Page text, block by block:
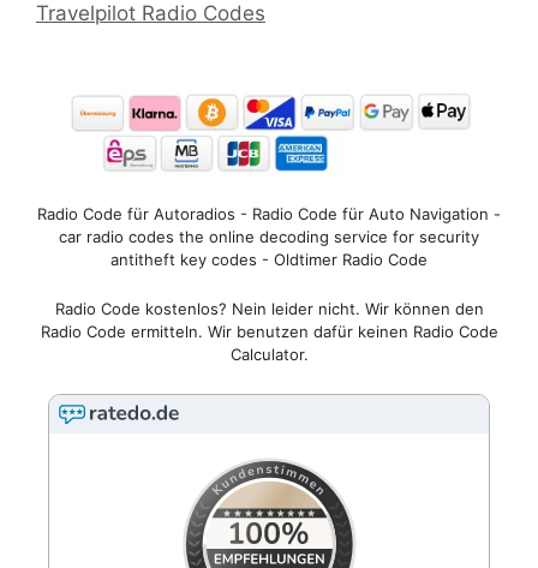
Travelpilot Radio Codes
Radio Code für Autoradios - Radio Code für Auto Navigation -
car radio codes the online decoding service for security
antitheft key codes - Oldtimer Radio Code
Radio Code kostenlos? Nein leider nicht. Wir können den
Radio Code ermitteln. Wir benutzen dafür keinen Radio Code
Calculator.